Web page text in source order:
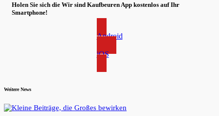
Holen Sie sich die Wir sind Kaufbeuren App kostenlos auf Ihr
Smartphone!
Android
iOS
Weitere News